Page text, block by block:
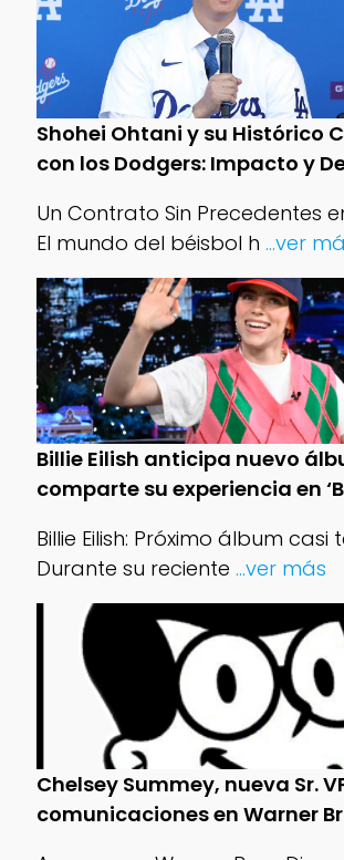
Shohei Ohtani y su Histórico
con los Dodgers: Impacto y
Un Contrato Sin Precedentes
El mundo del béisbol h ...ver
Billie Eilish anticipa nuevo
comparte su experiencia en
Billie Eilish: Próximo álbum
Durante su reciente ...ver más
Chelsey Summey, nueva Sr.
comunicaciones en Warner